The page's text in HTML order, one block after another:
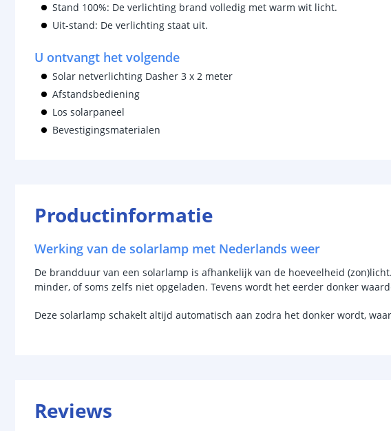
Stand 100%: De verlichting brand volledig met warm wit licht.
Uit-stand: De verlichting staat uit.
U ontvangt het volgende
Solar netverlichting Dasher 3 x 2 meter
Afstandsbediening
Los solarpaneel
Bevestigingsmaterialen
Productinformatie
Werking van de solarlamp met Nederlands weer
De brandduur van een solarlamp is afhankelijk van de hoeveelheid
minder, of soms zelfs niet opgeladen. Tevens wordt het eerder donker
Deze solarlamp schakelt altijd automatisch aan zodra het donker wordt,
Reviews